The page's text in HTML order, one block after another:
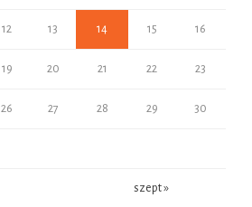
12 13 14 15 16
19 20 21 22 23
26 27 28 29 30
szept »